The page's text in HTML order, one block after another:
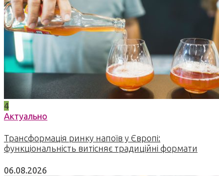
4
Актуально
Трансформація ринку напоїв у Європі:
функціональність витісняє традиційні формати
06.08.2026